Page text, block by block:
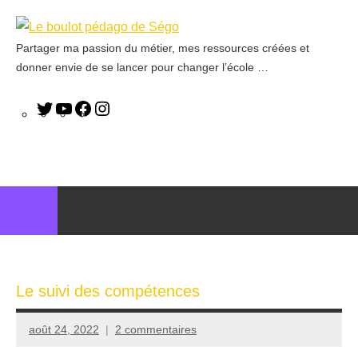
Le
boulot
Partager ma passion du métier, mes ressources créées et
donner envie de se lancer pour changer l’école …
Le suivi des compétences
août 24, 2022
Seg0_La_Vraie
2 commentaires